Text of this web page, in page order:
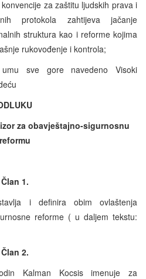
za zaštitu ljudskih prava i
protokola zahtijeva jačanje
struktura kao i reforme kojima
rukovođenje i kontrola;
sve gore navedeno Visoki
za obavještajno-sigurnosnu
reformu
Član 1.
i definira obim ovlaštenja
reforme ( u daljem tekstu:
Član 2.
Kalman Kocsis imenuje za